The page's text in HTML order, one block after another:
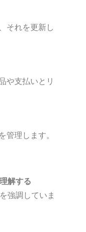
それを更新し
や支払いとリ
管理します。
解する
強調していま